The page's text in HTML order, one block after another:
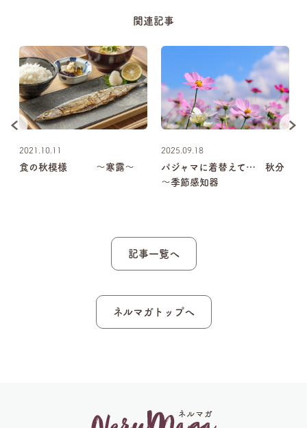
関連記事
2021.10.11
食の秋模様 ～寒露～
2025.09.18
パジャマに着替えて… 秋分
～季節感知器
記事一覧へ
ネルマガトップへ